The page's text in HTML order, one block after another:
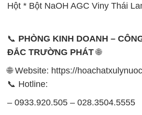
Hột * Bột NaOH AGC Viny Thái
📞 PHÒNG KINH DOANH –
ĐẮC TRƯỜNG PHÁT🌐
🌐 Website: https://
📞 Hotline:
– 0933.920.505 – 028.3504.5555